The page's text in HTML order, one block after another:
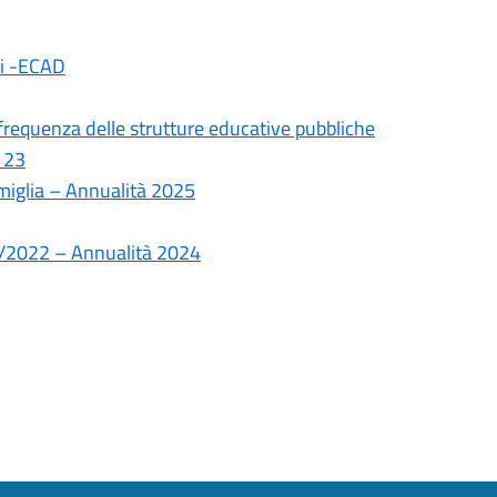
-ECAD
delle strutture educative pubbliche
– Annualità 2025
2022 – Annualità 2024